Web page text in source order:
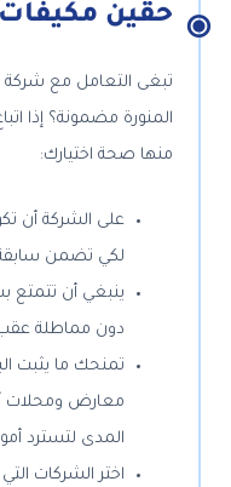
حقين
تبغى التعامل مع شركة
المنورة مضمونة؟ إذا
منها صحة اختيارك:
لكي تضمن سابقة
ينبغي أن تتمتع
دون مماطلة عقب
تمنحك ما يثبت
معارض ومحلات
المدى لتسترد
اختر الشركات